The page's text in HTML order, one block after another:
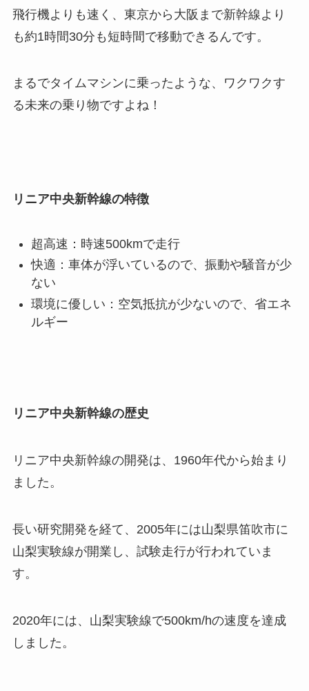
飛行機よりも速く、東京から大阪まで新幹線より
も約1時間30分も短時間で移動できるんです。
まるでタイムマシンに乗ったような、ワクワクす
る未来の乗り物ですよね！
リニア中央新幹線の特徴
超高速：時速500kmで走行
快適：車体が浮いているので、振動や騒音が少
ない
環境に優しい：空気抵抗が少ないので、省エネ
ルギー
リニア中央新幹線の歴史
リニア中央新幹線の開発は、1960年代から始まり
ました。
長い研究開発を経て、2005年には山梨県笛吹市に
山梨実験線が開業し、試験走行が行われていま
す。
2020年には、山梨実験線で500km/hの速度を達成
しました。